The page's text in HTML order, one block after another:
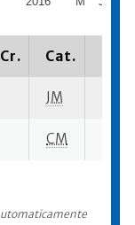
Cr. Cat.
JM
CM